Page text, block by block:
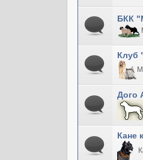
БКК
Клуб
Дого
Кане